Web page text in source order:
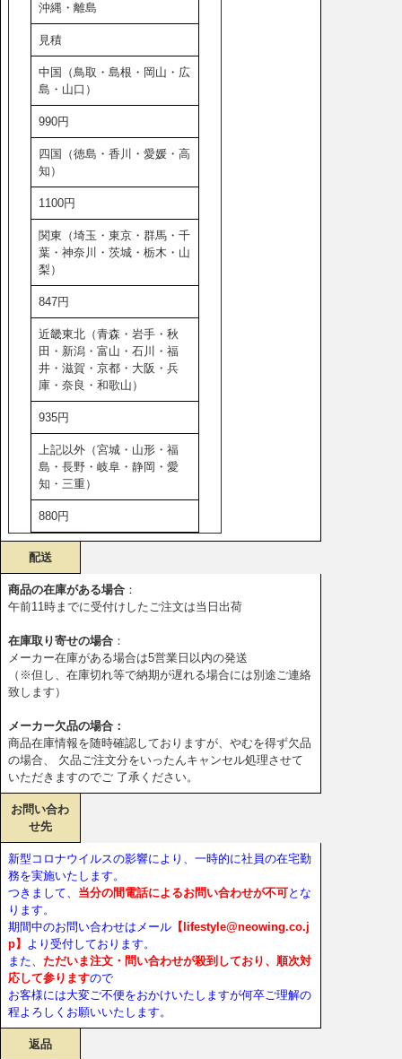
沖縄・離島
見積
中国（鳥取・島根・岡山・広
島・山口）
990円
四国（徳島・香川・愛媛・高
知）
1100円
関東（埼玉・東京・群馬・千
葉・神奈川・茨城・栃木・山
梨）
847円
近畿東北（青森・岩手・秋
田・新潟・富山・石川・福
井・滋賀・京都・大阪・兵
庫・奈良・和歌山）
935円
上記以外（宮城・山形・福
島・長野・岐阜・静岡・愛
知・三重）
880円
配送
商品の在庫がある場合 ：
午前11時までに受付けしたご注文は当日出荷
在庫取り寄せの場合 ：
メーカー在庫がある場合は5営業日以内の発送
（※但し、在庫切れ等で納期が遅れる場合には別途ご連絡
致します）
メーカー欠品の場合：
商品在庫情報を随時確認しておりますが、やむを得ず欠品
の場合、 欠品ご注文分をいったんキャンセル処理させて
いただきますのでご 了承ください。
お問い合わ
せ先
新型コロナウイルスの影響により、一時的に社員の在宅勤
務を実施いたします。
つきまして、 当分の間電話によるお問い合わせが不可とな
ります。
期間中のお問い合わせはメール 【lifestyle@neowing.co.j
p】 より受付しております。
また、 ただいま注文・問い合わせが殺到しており、順次対
応して参りますので
お客様には大変ご不便をおかけいたしますが何卒ご理解の
程よろしくお願いいたします。
返品